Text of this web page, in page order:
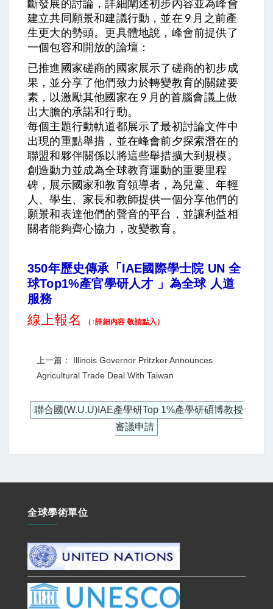
斷發展的討論，詳細闡述初步內容並為峰會
建立共同願景和建議行動，並在 9 月之前產
生更大的勢頭。更具體地說，峰會前提供了
一個包容和開放的論壇：
已推進國家磋商的國家展示了磋商的初步成
果，並分享了他們致力於轉變教育的關鍵要
素，以激勵其他國家在 9 月的首腦會議上做
出大膽的承諾和行動。
每個主題行動軌道都展示了最初討論文件中
出現的重點舉措，並在峰會前夕探索潛在的
聯盟和夥伴關係以將這些舉措擴大到規模。
創造動力並成為全球教育運動的重要里程
碑，展示國家和教育領導者，為兒童、年輕
人、學生、家長和教師提供一個分享他們的
願景和表達他們的聲音的平台，並讓利益相
關者能夠齊心協力，改變教育。
350年歷史傳承「IAE國際學士院 UN 全
球Top1%產官學研人才 」為全球 人道
服務
線上報名 （↑詳細內容 敬請點入）
上一篇： Illinois Governor Pritzker Announces
Agricultural Trade Deal With Taiwan
聯合國(W.U.U)IAE產學研Top 1%產學研碩博教授
審議申請
全球學術單位